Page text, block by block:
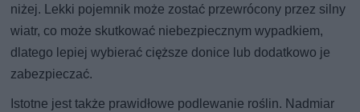
niżej. Lekki pojemnik może zostać przewrócony przez silny
wiatr, co może skutkować niebezpiecznym wypadkiem,
dlatego lepiej wybierać cięższe donice lub dodatkowo je
zabezpieczać.
Istotne jest także prawidłowe podlewanie roślin. Nadmiar